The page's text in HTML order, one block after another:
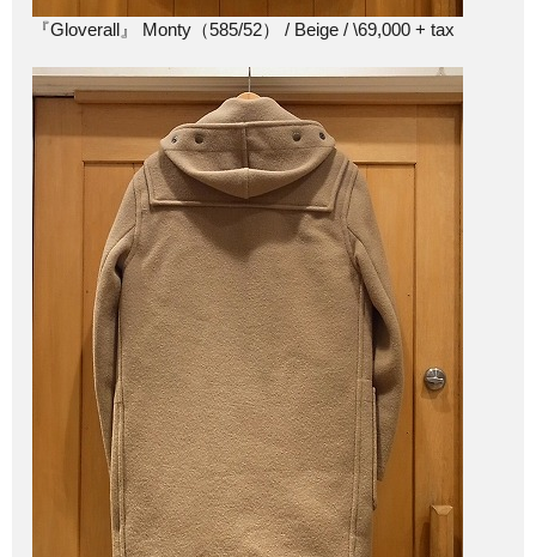
『Gloverall』 Monty（585/52） / Beige / \69,000 + tax